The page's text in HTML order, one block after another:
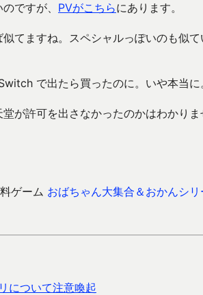
ですが、 PVがこちらにあります。
てますね。スペシャルっぽいのも似
で出たら買ったのに。いや本当に
が許可を出さなかったのかはわかりま
ゲーム おばちゃん大集合＆おかんシリ
について注意喚起